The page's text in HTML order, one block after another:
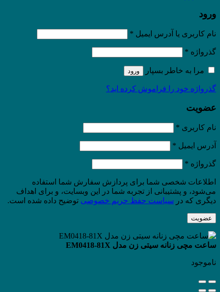
ورود
نام کاربری یا آدرس ایمیل *
گذرواژه *
مرا به خاطر بسپار ورود
گذرواژه خود را فراموش کرده اید؟
عضویت
نام کاربری *
آدرس ایمیل *
گذرواژه *
اطلاعات شخصی شما برای پردازش سفارش شما استفاده
می‌شود، و پشتیبانی از تجربه شما در این وبسایت، و برای اهداف
دیگری که در سیاست حفظ حریم خصوصی توضیح داده شده است.
عضویت
ساعت مچی زنانه سیتی زن مدل EM0418-81X
ناموجود